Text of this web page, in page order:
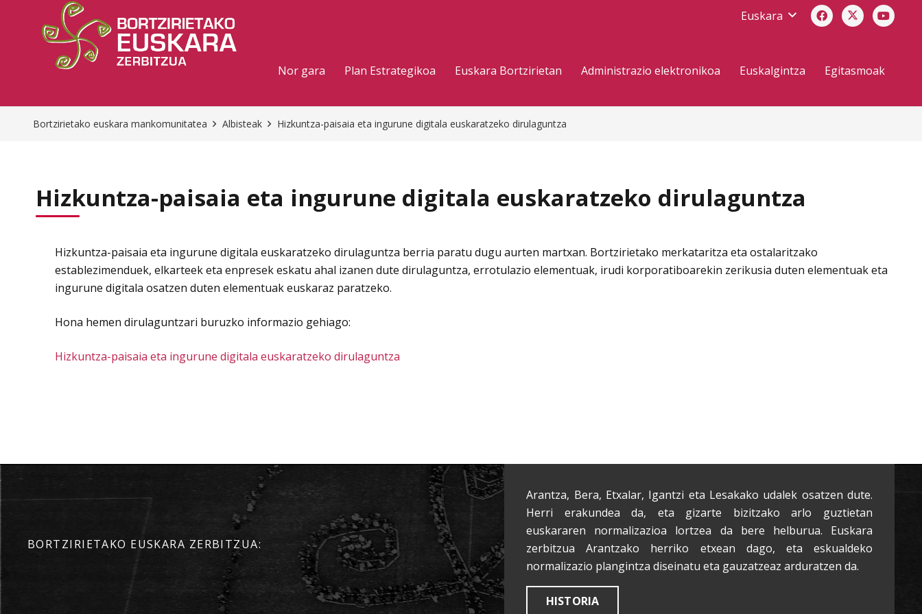
Euskara
Nor gara Plan Estrategikoa Euskara Bortzirietan Administrazio elektronikoa Euskalgintza Egitasmoak
Bortzirietako euskara mankomunitatea Albisteak Hizkuntza-paisaia eta ingurune digitala euskaratzeko dirulaguntza
Hizkuntza-paisaia eta ingurune digitala euskaratzeko dirulaguntza
Hizkuntza-paisaia eta ingurune digitala euskaratzeko dirulaguntza berria paratu dugu aurten martxan. Bortzirietako merkataritza eta ostalaritzako
establezimenduek, elkarteek eta enpresek eskatu ahal izanen dute dirulaguntza, errotulazio elementuak, irudi korporatiboarekin zerikusia duten elementuak eta
ingurune digitala osatzen duten elementuak euskaraz paratzeko.
Hona hemen dirulaguntzari buruzko informazio gehiago:
Hizkuntza-paisaia eta ingurune digitala euskaratzeko dirulaguntza
BORTZIRIETAKO EUSKARA ZERBITZUA:
Arantza, Bera, Etxalar, Igantzi eta Lesakako udalek osatzen dute.
Herri erakundea da, eta gizarte bizitzako arlo guztietan
euskararen normalizazioa lortzea da bere helburua. Euskara
zerbitzua Arantzako herriko etxean dago, eta eskualdeko
normalizazio plangintza diseinatu eta gauzatzeaz arduratzen da.
HISTORIA